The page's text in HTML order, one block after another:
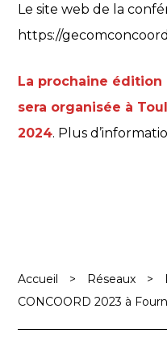
Le site web de la
https://
La prochaine édition
sera organisée à
2024. Plus
Accueil > Réseaux >
CONCOORD 2023 à